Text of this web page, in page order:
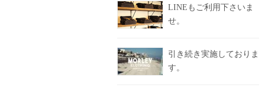
LINEもご利用下さいま
せ。
引き続き実施しておりま
す。